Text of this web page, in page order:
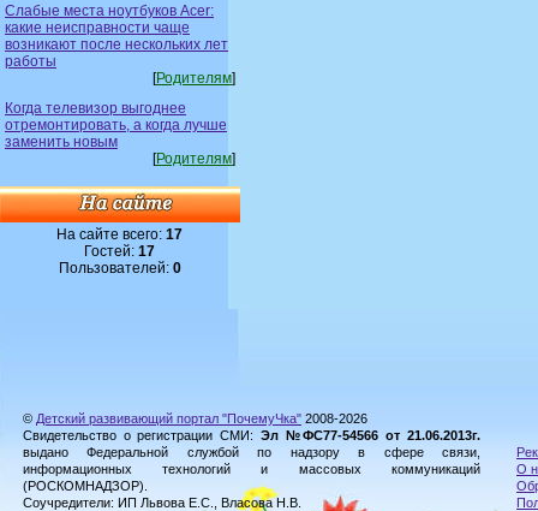
Слабые места ноутбуков Acer:
какие неисправности чаще
возникают после нескольких лет
работы
[Родителям]
Когда телевизор выгоднее
отремонтировать, а когда лучше
заменить новым
[Родителям]
На сайте всего:17
Гостей:17
Пользователей: 0
© Детский развивающий портал "ПочемуЧка" 2008-2026
Свидетельство о регистрации СМИ: Эл №ФС77-54566 от 21.06.2013г.
выдано Федеральной службой по надзору в сфере связи,
информационных технологий и массовых коммуникаций
(РОСКОМНАДЗОР).
Соучредители: ИП Львова Е.С., Власова Н.В.
О